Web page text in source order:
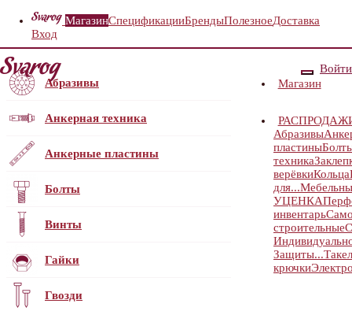
МагазинСпецификацииБрендыПолезноеДоставка
Вход
Войти
Абразивы
Анкерная техника
Анкерные пластины
Болты
Винты
Гайки
Гвозди
Магазин
Абразивы
пластины
техника
верёвкиКольца
для...
УЦЕНКА
инвентарь
строительные
Защиты...
крючки